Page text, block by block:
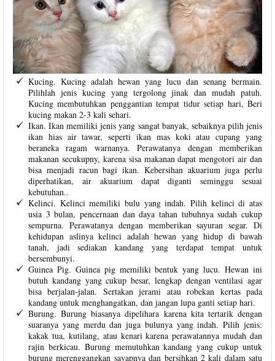
Kucing. Kucing adalah hewan yang lucu dan senang bermain.
Pilihlah jenis kucing yang tergolong jinak dan mudah patuh.
Kucing membutuhkan penggantian tempat tidur setiap hari, Beri
kucing makan 2-3 kali sehari.
Ikan. Ikan memiliki jenis yang sangat banyak, sebaiknya pilih jenis
ikan hias air tawar, seperti ikan mas koki atau cupang yang
beraneka ragam warnanya. Perawatanya dengan memberikan
makanan secukupny, karena sisa makanan dapat mengotori air dan
bisa menjadi racun bagi ikan. Kebersihan akuarium juga perlu
diperhatikan, air akuarium dapat diganti seminggu sesuai
kebutuhan..
Kelinci. Kelinci memiliki bulu yang indah. Pilih kelinci di atas
usia 3 bulan, pencernaan dan daya tahan tubuhnya sudah cukup
sempurna. Perawatanya dengan memberikan sayuran segar. Di
kehidupan aslinya kelinci adalah hewan yang hidup di bawah
tanah, jadi sediakan kandang yang terdapat tempat untuk
bersembunyi.
Guinea Pig. Guinea pig memiliki bentuk yang lucu. Hewan ini
butuh kandang yang cukup besar, lengkap dengan ventilasi agar
bisa berjalan-jalan. Sertakan jerami atau robekan kertas pada
kandang untuk menghangatkan, dan jangan lupa ganti setiap hari.
Burung. Burung biasanya dipelihara karena kita tertarik dengan
suaranya yang merdu dan juga bulunya yang indah. Pilih jenis:
kakak tua, kutilang, atau kenari karena perawatannya mudah dan
rajin berkicau. Burung memutuhkan kandang yang cukup untuk
burung merenggangkan sayapnya dan bersihkan 2 kali dalam satu